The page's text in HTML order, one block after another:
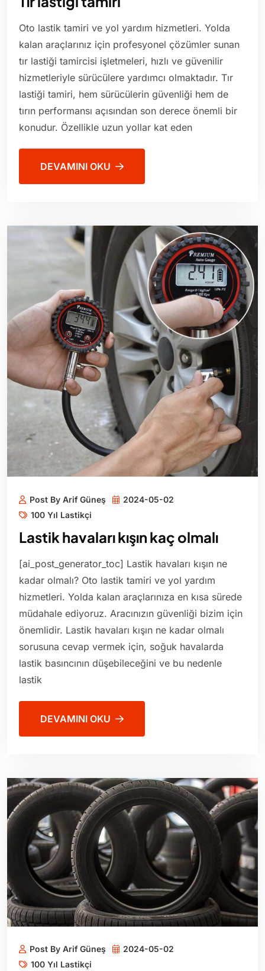
Oto lastik tamiri ve yol yardım hizmetleri. Yolda
kalan araçlarınız için profesyonel çözümler sunan
tır lastiği tamircisi işletmeleri, hızlı ve güvenilir
hizmetleriyle sürücülere yardımcı olmaktadır. Tır
lastiği tamiri, hem sürücülerin güvenliği hem de
tırın performansı açısından son derece önemli bir
konudur. Özellikle uzun yollar kat eden
DEVAMINI OKU
Post By Arif Güneş
2024-05-02
100 Yıl Lastikçi
Lastik havaları kışın kaç olmalı
[ai_post_generator_toc] Lastik havaları kışın ne
kadar olmalı? Oto lastik tamiri ve yol yardım
hizmetleri. Yolda kalan araçlarınıza en kısa sürede
müdahale ediyoruz. Aracınızın güvenliği bizim için
önemlidir. Lastik havaları kışın ne kadar olmalı
sorusuna cevap vermek için, soğuk havalarda
lastik basıncının düşebileceğini ve bu nedenle
lastik
DEVAMINI OKU
Post By Arif Güneş
2024-05-02
100 Yıl Lastikçi